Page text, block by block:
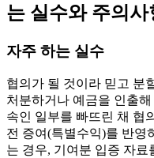
는 실수와 주의사
자주 하는 실수
협의가 될 것이라 믿고 분
처분하거나 예금을 인출
속인 일부를 빠뜨린 채 협
전 증여(특별수익)를 반영
는 경우, 기여분 입증 자